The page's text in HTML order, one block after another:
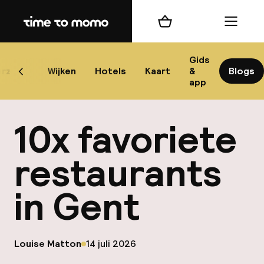
Home
Wijken Hotels Kaart
Gids
&
app
Blogs
Scroll naar links
Winkelmand Menu
10x favoriete
restaurants
in Gent
Gepubliceerd door
Louise Matton op
14 juli 2026